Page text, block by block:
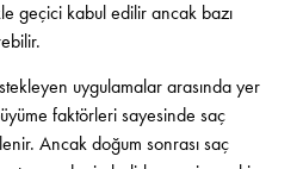
geçici kabul edilir ancak bazı
uygulamalar arasında yer
faktörleri sayesinde saç
Ancak doğum sonrası saç